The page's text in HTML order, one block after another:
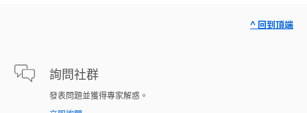
詢問社群
發表問題並獲得專家解惑。
^ 回到頂端